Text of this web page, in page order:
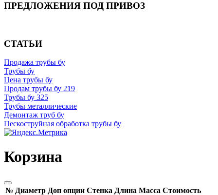
ПРЕДЛОЖЕНИЯ ПОД ПРИВОЗ
СТАТЬИ
Продажа трубы бу
Трубы бу
Цена трубы бу
Продам трубы бу 219
Трубы бу 325
Трубы металлические
Демонтаж труб бу
Пескоструйная обработка трубы бу
Корзина
№ Диаметр Доп опции Стенка Длина Масса Стоимость